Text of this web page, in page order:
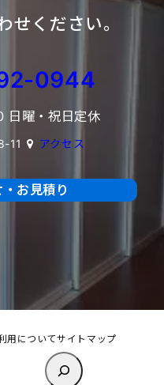
せください。
0944
曜・祝日定休
11 アクセス
お見積り
用についてサイトマップ